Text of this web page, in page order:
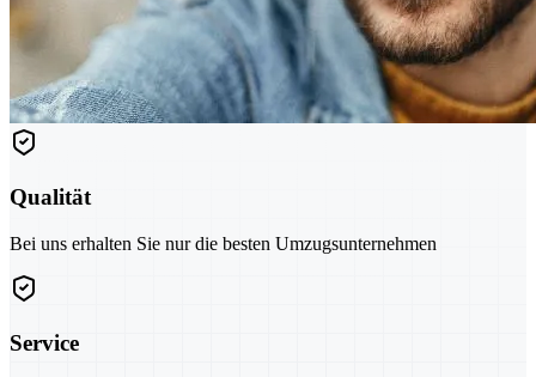
Qualität
Bei uns erhalten Sie nur die besten Umzugsunternehmen
Service